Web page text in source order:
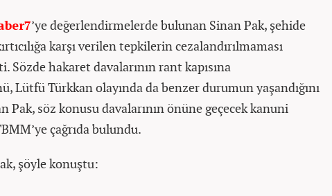
’ye değerlendirmelerde bulunan Sinan Pak, şehide
karşı verilen tepkilerin cezalandırılmaması
hakaret davalarının rant kapısına
Lütfü Türkkan olayında da benzer durumun yaşandığını
Pak, söz konusu davalarının önüne geçecek kanuni
çağrıda bulundu.
şöyle konuştu: